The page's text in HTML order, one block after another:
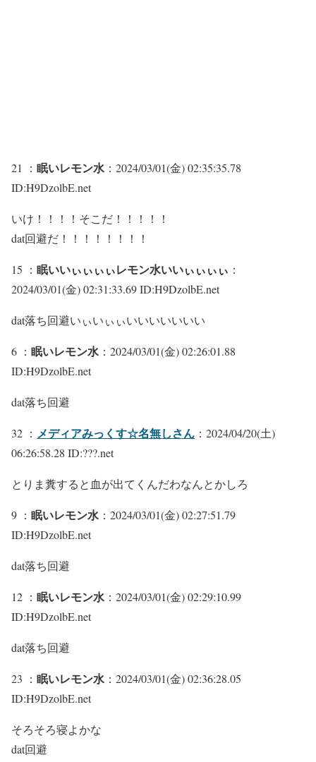
21 ： 眠いレモン水 ：2024/03/01(金) 02:35:35.78
ID:H9DzolbE.net
いけ！！！！そこだ！！！！！
dat回避だ！！！！！！！！
15 ： 眠いいぃぃぃぃレモン水いいぃぃぃぃ ：
2024/03/01(金) 02:31:33.69 ID:H9DzolbE.net
dat落ち回避いぃいぃぃいいいいいいい
6 ： 眠いレモン水 ：2024/03/01(金) 02:26:01.88
ID:H9DzolbE.net
dat落ち回避
32 ： メディアみっくす☆名無しさん ：2024/04/20(土)
06:26:58.28 ID:???.net
とりま糞すると血が出てくんだわなんとかしろ
9 ： 眠いレモン水 ：2024/03/01(金) 02:27:51.79
ID:H9DzolbE.net
dat落ち回避
12 ： 眠いレモン水 ：2024/03/01(金) 02:29:10.99
ID:H9DzolbE.net
dat落ち回避
23 ： 眠いレモン水 ：2024/03/01(金) 02:36:28.05
ID:H9DzolbE.net
そろそろ寝よかな
dat回避